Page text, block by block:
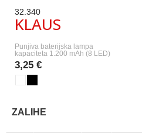
32.340
KLAUS
Punjiva baterijska lampa
kapaciteta 1.200 mAh (8 LED)
3,25 €
ZALIHE